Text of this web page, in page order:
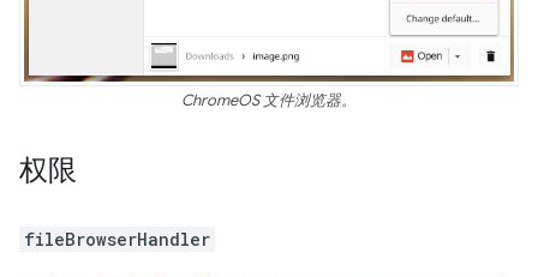
ChromeOS 文件浏览器。
权限
fileBrowserHandler